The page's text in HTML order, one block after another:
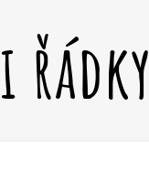
řádky